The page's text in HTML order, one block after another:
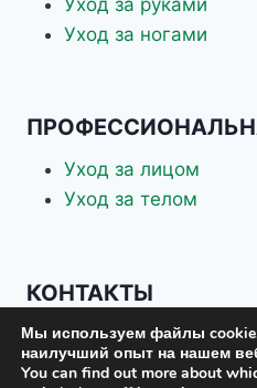
Уход за ногами
Уход за лицом
Уход за телом
КОНТАКТЫ
+7 926 337-70-88
+7 903 619-75-37
Мы используем файлы
наилучший опыт на нашем
You can find out more about